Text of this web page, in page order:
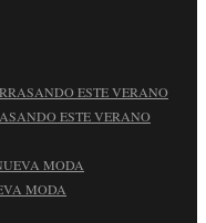
ESTE VERANO
MODA